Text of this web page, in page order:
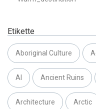
Etikette
Aboriginal Culture
AI Ancient Ruins
Architecture Arctic